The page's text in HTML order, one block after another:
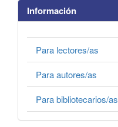
Información
Para lectores/as
Para autores/as
Para bibliotecarios/as